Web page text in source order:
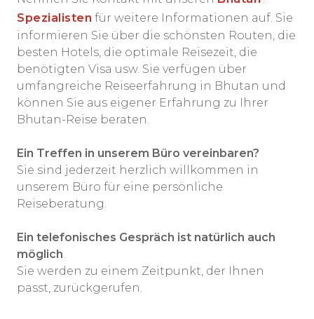
Spezialisten für weitere Informationen auf. Sie
informieren Sie über die schönsten Routen, die
besten Hotels, die optimale Reisezeit, die
benötigten Visa usw. Sie verfügen über
umfangreiche Reiseerfahrung in Bhutan und
können Sie aus eigener Erfahrung zu Ihrer
Bhutan-Reise beraten.
Ein Treffen in unserem Büro vereinbaren?
Sie sind jederzeit herzlich willkommen in
unserem Büro für eine persönliche
Reiseberatung.
Ein telefonisches Gespräch ist natürlich auch
möglich.
Sie werden zu einem Zeitpunkt, der Ihnen
passt, zurückgerufen.